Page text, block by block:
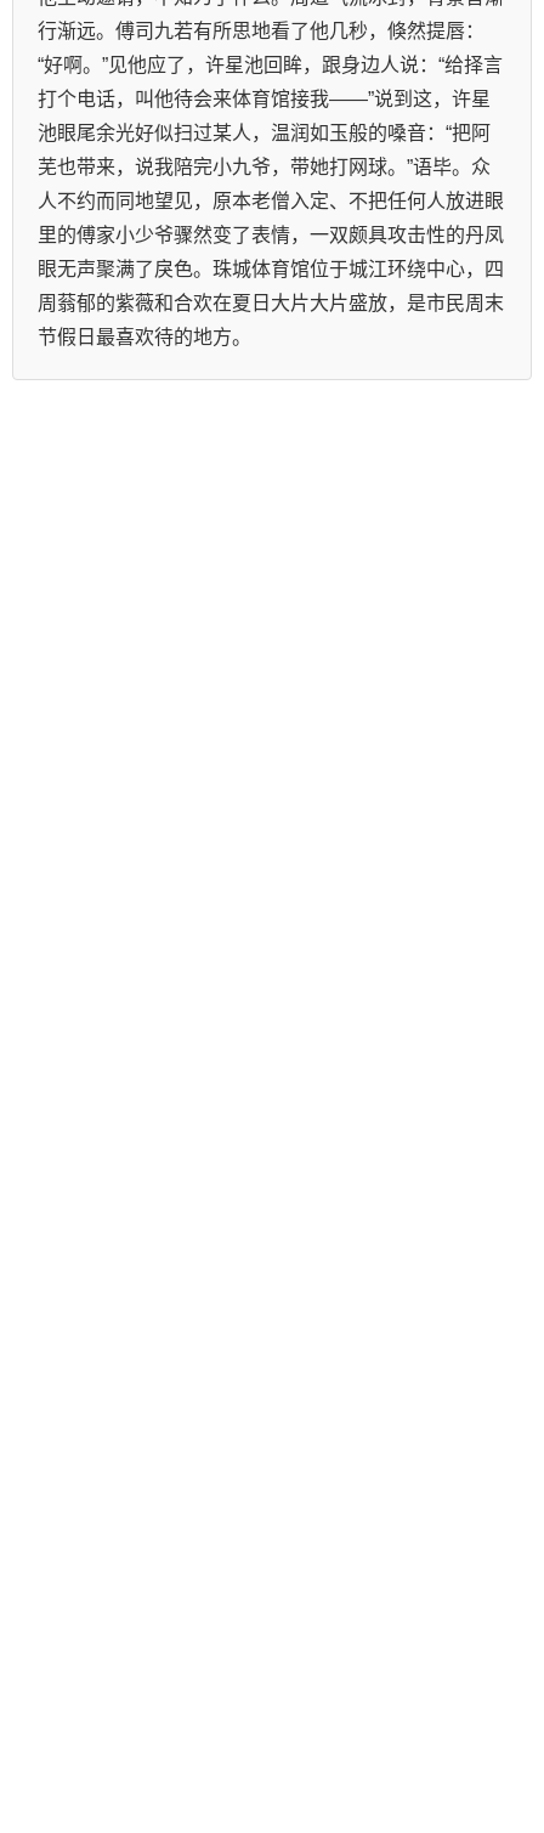
行渐远。傅司九若有所思地看了他几秒，倏然提唇：
“好啊。”见他应了，许星池回眸，跟身边人说：“给择言
打个电话，叫他待会来体育馆接我——”说到这，许星
池眼尾余光好似扫过某人，温润如玉般的嗓音：“把阿
芜也带来，说我陪完小九爷，带她打网球。”语毕。众
人不约而同地望见，原本老僧入定、不把任何人放进眼
里的傅家小少爷骤然变了表情，一双颇具攻击性的丹凤
眼无声聚满了戾色。珠城体育馆位于城江环绕中心，四
周蓊郁的紫薇和合欢在夏日大片大片盛放，是市民周末
节假日最喜欢待的地方。